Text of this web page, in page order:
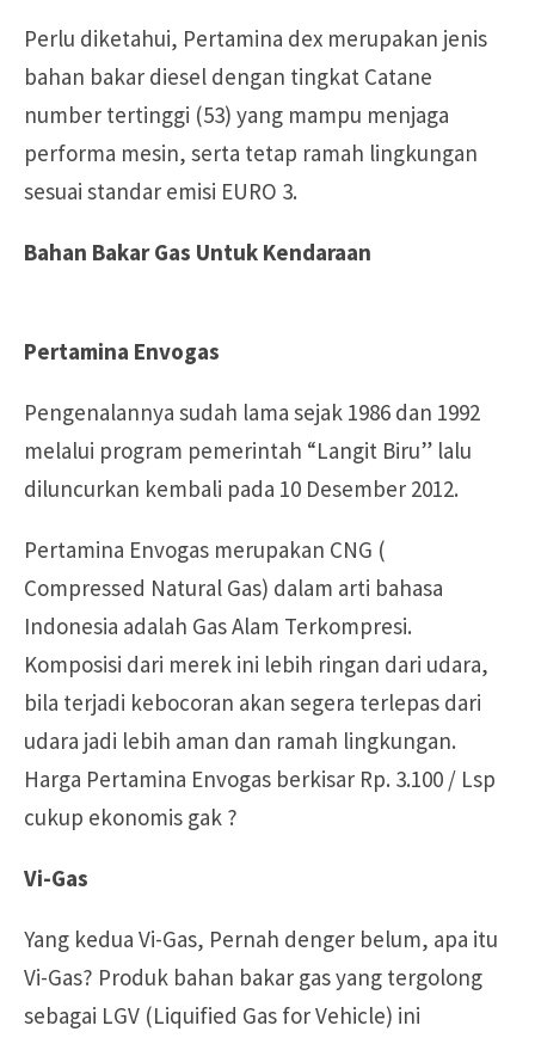
Perlu diketahui, Pertamina dex merupakan jenis
bahan bakar diesel dengan tingkat Catane
number tertinggi (53) yang mampu menjaga
performa mesin, serta tetap ramah lingkungan
sesuai standar emisi EURO 3.
Bahan Bakar Gas Untuk Kendaraan
Pertamina Envogas
Pengenalannya sudah lama sejak 1986 dan 1992
melalui program pemerintah “Langit Biru” lalu
diluncurkan kembali pada 10 Desember 2012.
Pertamina Envogas merupakan CNG (
Compressed Natural Gas) dalam arti bahasa
Indonesia adalah Gas Alam Terkompresi.
Komposisi dari merek ini lebih ringan dari udara,
bila terjadi kebocoran akan segera terlepas dari
udara jadi lebih aman dan ramah lingkungan.
Harga Pertamina Envogas berkisar Rp. 3.100 / Lsp
cukup ekonomis gak ?
Vi-Gas
Yang kedua Vi-Gas, Pernah denger belum, apa itu
Vi-Gas? Produk bahan bakar gas yang tergolong
sebagai LGV (Liquified Gas for Vehicle) ini